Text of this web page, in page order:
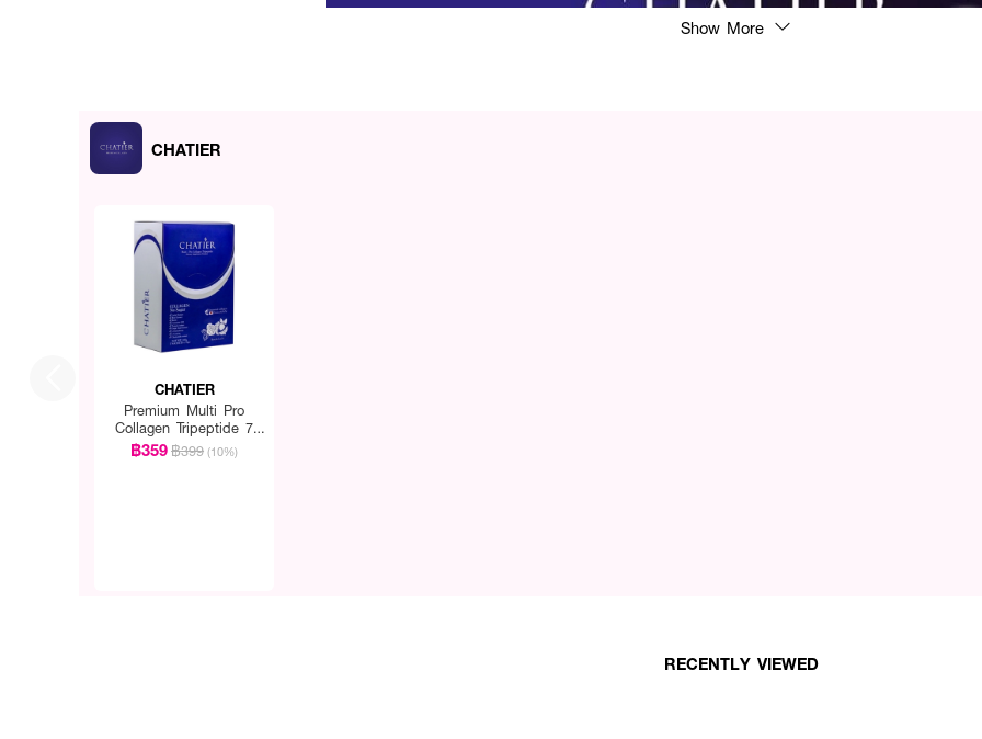
Show More
CHATIER
CHATIER
Premium Multi Pro
Collagen Tripeptide 7
Sachets
฿359฿399 (10%)
RECENTLY VIEWED